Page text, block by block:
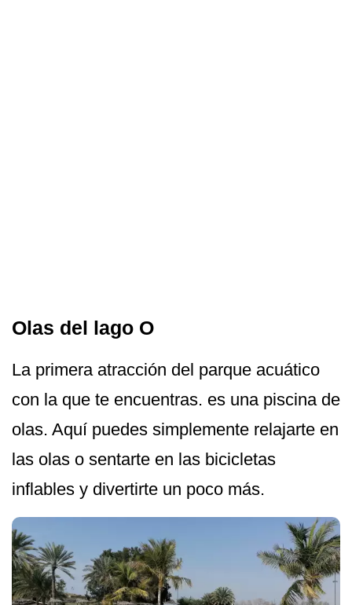
Olas del lago O
La primera atracción del parque acuático
con la que te encuentras. es una piscina de
olas. Aquí puedes simplemente relajarte en
las olas o sentarte en las bicicletas
inflables y divertirte un poco más.